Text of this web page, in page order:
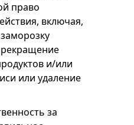
право
включая,
и/или
или удаление
за